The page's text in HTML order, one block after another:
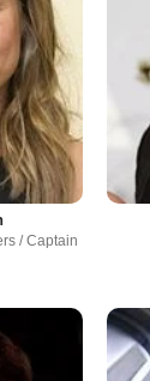
/ Captain